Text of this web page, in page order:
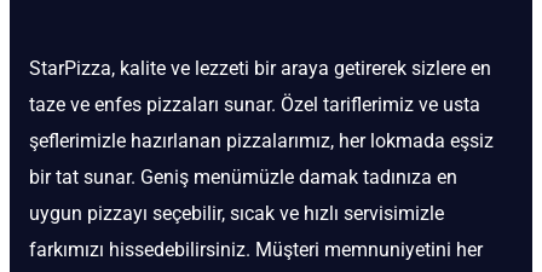
StarPizza, kalite ve lezzeti bir araya getirerek sizlere en
taze ve enfes pizzaları sunar. Özel tariflerimiz ve usta
şeflerimizle hazırlanan pizzalarımız, her lokmada eşsiz
bir tat sunar. Geniş menümüzle damak tadınıza en
uygun pizzayı seçebilir, sıcak ve hızlı servisimizle
farkımızı hissedebilirsiniz. Müşteri memnuniyetini her